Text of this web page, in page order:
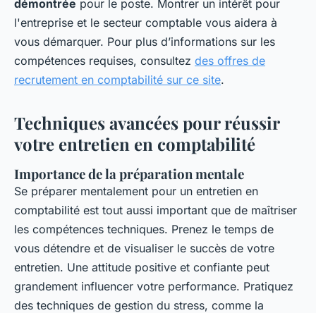
démontrée pour le poste. Montrer un intérêt pour
l'entreprise et le secteur comptable vous aidera à
vous démarquer. Pour plus d’informations sur les
compétences requises, consultez des offres de
recrutement en comptabilité sur ce site.
Techniques avancées pour réussir
votre entretien en comptabilité
Importance de la préparation mentale
Se préparer mentalement pour un entretien en
comptabilité est tout aussi important que de maîtriser
les compétences techniques. Prenez le temps de
vous détendre et de visualiser le succès de votre
entretien. Une attitude positive et confiante peut
grandement influencer votre performance. Pratiquez
des techniques de gestion du stress, comme la